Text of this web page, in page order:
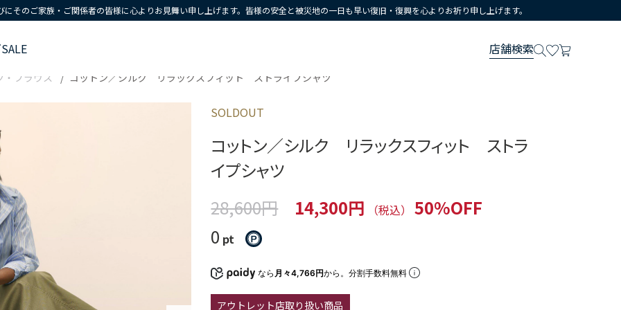
そのご家族・ご関係者の皆様に心よりお見舞い申し上げます。皆様の安全と被災地の一日も早い復旧・復興を心よりお祈り申し上げます。
SALE 店舗検索
・ブラウス コットン／シルク リラックスフィット ストライプシャツ
SOLDOUT
コットン／シルク リラックスフィット ストラ
イプシャツ
28,600円
14,300円 （税込）
50%OFF
0 pt
なら 月々4,766円から。分割手数料無料
アウトレット店取り扱い商品